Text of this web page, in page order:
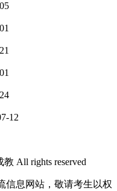
12
All rights reserved
信息网站，敬请考生以权